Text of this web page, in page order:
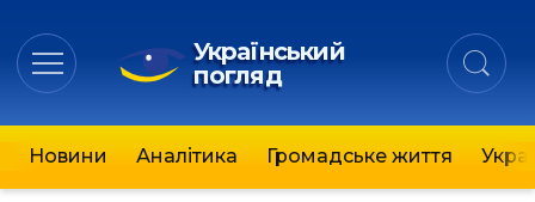
Український
погляд
Новини Аналітика Громадське життя